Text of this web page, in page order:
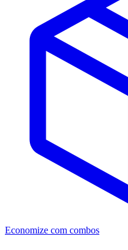
Economize com combos